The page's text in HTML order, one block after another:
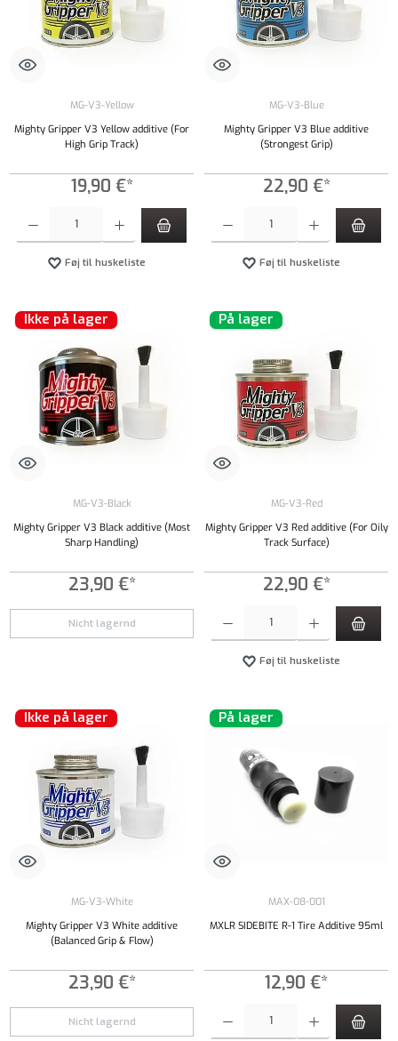
MG-V3-Yellow
Mighty Gripper V3 Yellow additive (For
High Grip Track)
19,90 €*
Føj til huskeliste
MG-V3-Blue
Mighty Gripper V3 Blue additive
(Strongest Grip)
22,90 €*
Føj til huskeliste
Ikke på lager
MG-V3-Black
Mighty Gripper V3 Black additive (Most
Sharp Handling)
23,90 €*
Nicht lagernd
På lager
MG-V3-Red
Mighty Gripper V3 Red additive (For Oily
Track Surface)
22,90 €*
Føj til huskeliste
Ikke på lager
MG-V3-White
Mighty Gripper V3 White additive
(Balanced Grip & Flow)
23,90 €*
Nicht lagernd
På lager
MAX-08-001
MXLR SIDEBITE R-1 Tire Additive 95ml
12,90 €*